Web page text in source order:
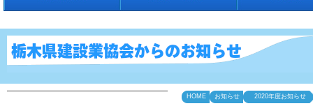
HOME お知らせ 2020年度お知らせ